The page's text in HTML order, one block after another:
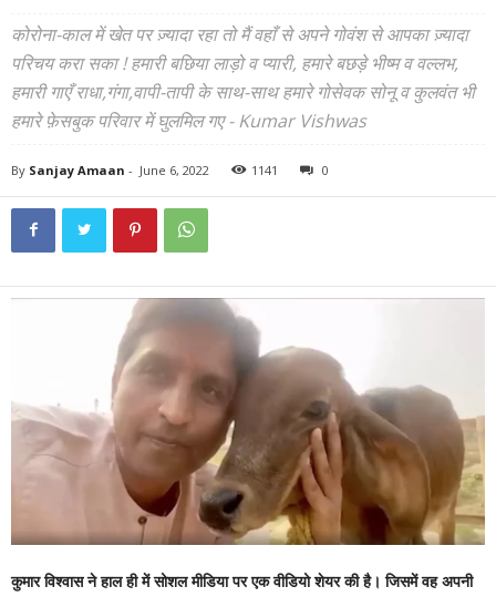
कोरोना-काल में खेत पर ज़्यादा रहा तो मैं वहाँ से अपने गोवंश से आपका ज़्यादा
परिचय करा सका ! हमारी बछिया लाड़ो व प्यारी, हमारे बछड़े भीष्म व वल्लभ,
हमारी गाएँ राधा,गंगा,वापी-तापी के साथ-साथ हमारे गोसेवक सोनू व कुलवंत भी
हमारे फ़ेसबुक परिवार में घुलमिल गए - Kumar Vishwas
By Sanjay Amaan - June 6, 2022 1141 0
कुमार विश्वास ने हाल ही में सोशल मीडिया पर एक वीडियो शेयर की है। जिसमें वह अपनी